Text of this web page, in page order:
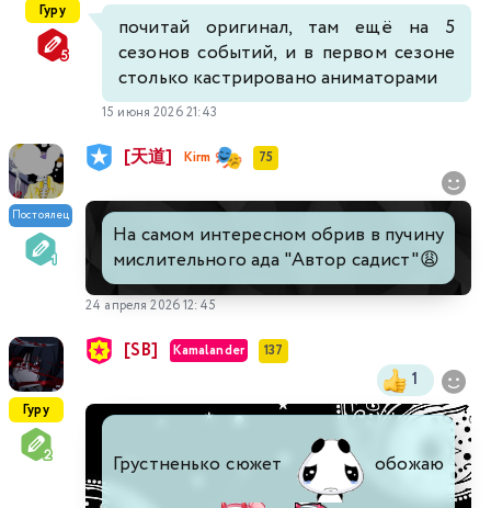
Гуру
почитай оригинал, там ещё на 5
сезонов событий, и в первом сезоне
столько кастрировано аниматорами
15 июня 2026 21:43
Постоялец
[天道] Kirm 75
На самом интересном обрив в пучину
мислительного ада "Автор садист"😩
24 апреля 2026 12:45
Гуру
[SB] Kamalander 137
1
Грустненько сюжет обожаю